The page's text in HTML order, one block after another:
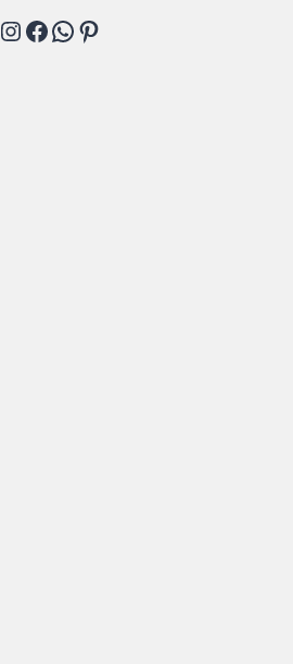
Instagram
Facebook
WhatsApp
Pinterest